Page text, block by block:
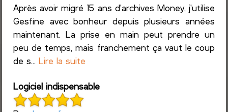
Après avoir migré 15 ans d'archives Money, j'utilise
Gesfine avec bonheur depuis plusieurs années
maintenant. La prise en main peut prendre un
peu de temps, mais franchement ça vaut le coup
de s...Lire la suite
Logiciel indispensable